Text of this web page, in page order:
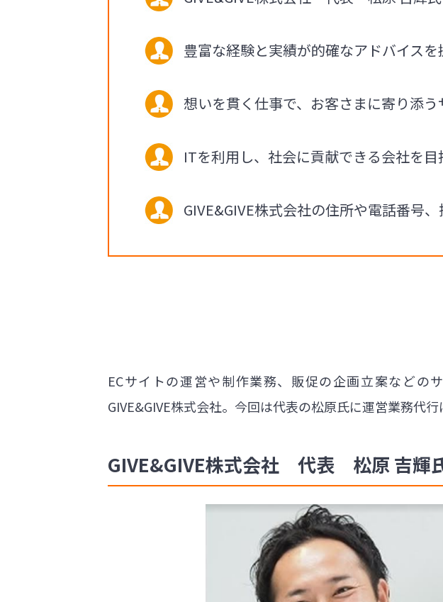
豊富な経験と実績が的確なアドバイスを
想いを貫く仕事で、お客さまに寄り添う
ITを利用し、社会に貢献できる会社を目
GIVE&GIVE株式会社の住所や電話番号
ECサイトの運営や制作業務、販促の企画立案などの
GIVE&GIVE株式会社。今回は代表の松原氏に運営業務代
GIVE&GIVE株式会社 代表 松原 吉輝